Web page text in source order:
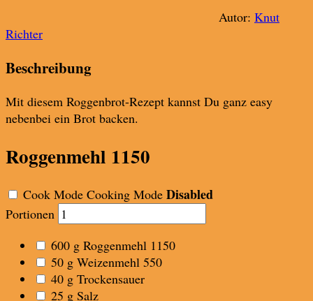
Autor: Knut
Richter
Beschreibung
Mit diesem Roggenbrot-Rezept kannst Du ganz easy
nebenbei ein Brot backen.
Roggenmehl 1150
Cook Mode Cooking Mode Disabled
Portionen
600 g Roggenmehl 1150
50 g Weizenmehl 550
40 g Trockensauer
25 g Salz